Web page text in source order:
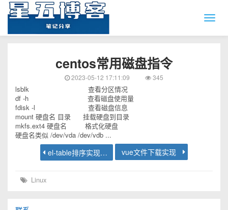
centos常用磁盘指令
2023-05-12 17:11:09 345
lsblk 查看分区情况
df -h 查看磁盘使用量
fdisk -l 查看磁盘信息
mount 硬盘名 目录 挂载硬盘到目录
mkfs.ext4 硬盘名 格式化硬盘
硬盘名类似 /dev/vda /dev/vdb ...
el-table排序实现（数值排序） vue文件下载实现
Linux